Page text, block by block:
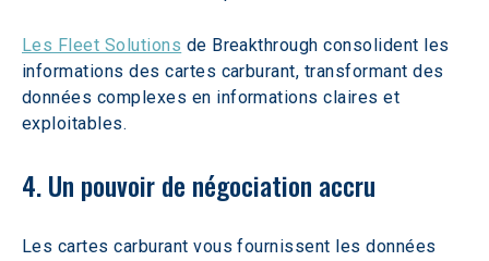
Les Fleet Solutions de Breakthrough consolident les
informations des cartes carburant, transformant des
données complexes en informations claires et
exploitables.
4. Un pouvoir de négociation accru
Les cartes carburant vous fournissent les données